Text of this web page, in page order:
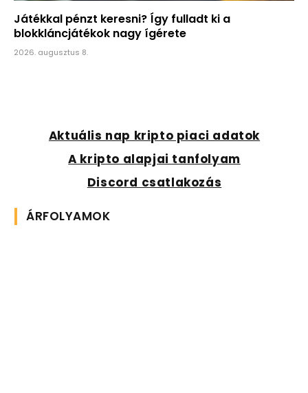
Játékkal pénzt keresni? Így fulladt ki a
blokkláncjátékok nagy ígérete
2026. augusztus 8.
Aktuális nap kripto piaci adatok
A kripto alapjai tanfolyam
Discord csatlakozás
ÁRFOLYAMOK